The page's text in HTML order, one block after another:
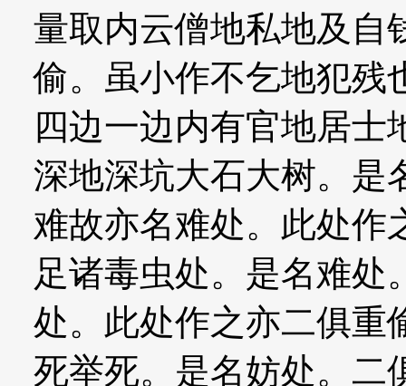
量取内云僧地私地及自
偷。虽小作不乞地犯残
四边一边内有官地居
深地深坑大石大树。是
难故亦名难处。此处作
足诸毒虫处。是名难处
处。此处作之亦二俱重
死举死。是名妨处。二